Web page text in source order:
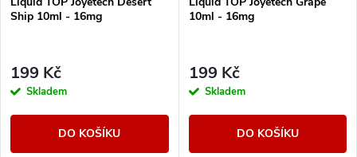
Ship 10ml - 16mg
199 Kč
Skladem
DO KOŠÍKU
10ml - 16mg
199 Kč
Skladem
DO KOŠÍKU